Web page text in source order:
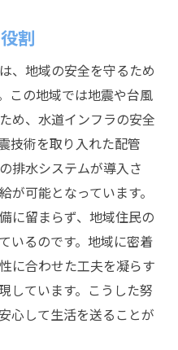
割
、地域の安全を守るため
この地域では地震や台風
め、水道インフラの安全
技術を取り入れた配管
排水システムが導入さ
が可能となっています。
に留まらず、地域住民の
いるのです。地域に密着
に合わせた工夫を凝らす
しています。こうした努
心して生活を送ることが